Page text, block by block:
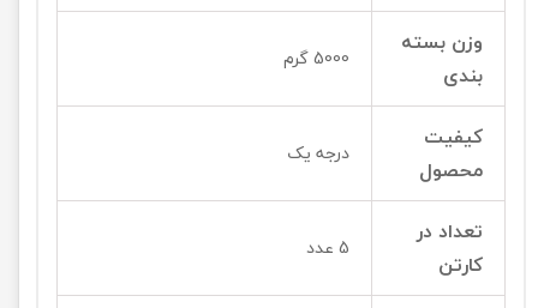
وزن بسته
بندی
5000 گرم
کیفیت
محصول
درجه یک
تعداد در
کارتن
5 عدد